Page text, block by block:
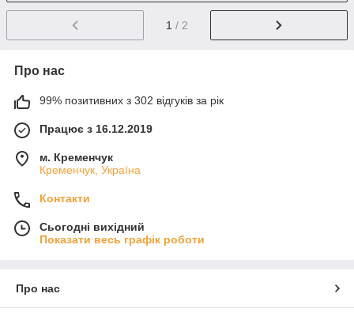
1 / 2
Про нас
99% позитивних з 302 відгуків за рік
Працює з 16.12.2019
м. Кременчук
Кременчук, Україна
Контакти
Сьогодні вихідний
Показати весь графік роботи
Про нас